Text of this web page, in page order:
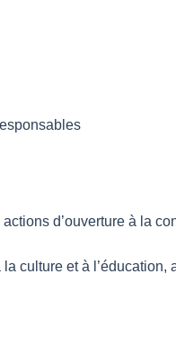
d’ouverture à la
culture et à